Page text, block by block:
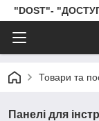
"DOST"-
Товари та
Панелі для